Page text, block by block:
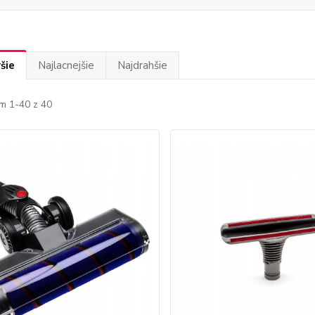
Najlacnejšie Najdrahšie
1-40 z 40